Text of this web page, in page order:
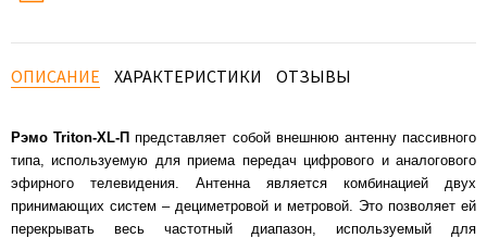
ОПИСАНИЕ ХАРАКТЕРИСТИКИ ОТЗЫВЫ
Рэмо Triton-XL-П представляет собой внешнюю антенну пассивного
типа, используемую для приема передач цифрового и аналогового
эфирного телевидения. Антенна является комбинацией двух
принимающих систем – дециметровой и метровой. Это позволяет ей
перекрывать весь частотный диапазон, используемый для